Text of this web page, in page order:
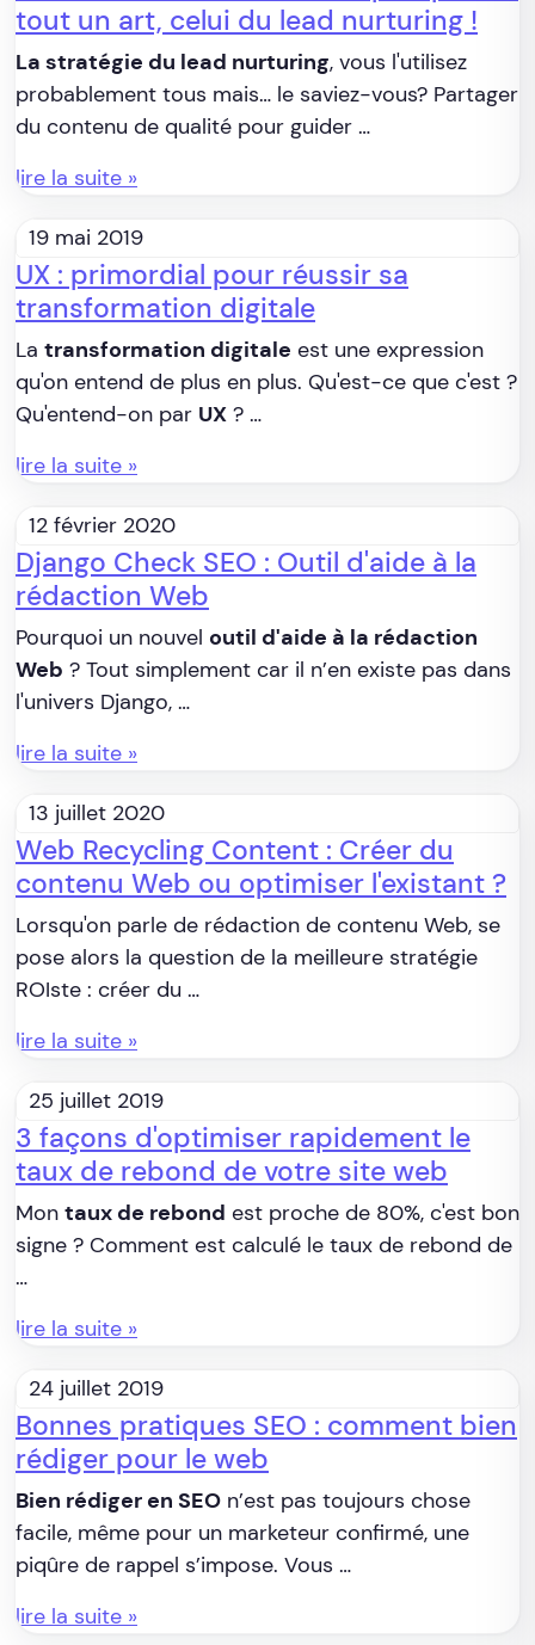
tout un art, celui du lead nurturing !
La stratégie du lead nurturing, vous l'utilisez
probablement tous mais… le saviez-vous? Partager
du contenu de qualité pour guider …
lire la suite »
19 mai 2019
UX : primordial pour réussir sa
transformation digitale
La transformation digitale est une expression
qu'on entend de plus en plus. Qu'est-ce que c'est ?
Qu'entend-on par UX ? …
lire la suite »
12 février 2020
Django Check SEO : Outil d'aide à la
rédaction Web
Pourquoi un nouvel outil d'aide à la rédaction
Web ? Tout simplement car il n’en existe pas dans
l'univers Django, …
lire la suite »
13 juillet 2020
Web Recycling Content : Créer du
contenu Web ou optimiser l'existant ?
Lorsqu'on parle de rédaction de contenu Web, se
pose alors la question de la meilleure stratégie
ROIste : créer du …
lire la suite »
25 juillet 2019
3 façons d'optimiser rapidement le
taux de rebond de votre site web
Mon taux de rebond est proche de 80%, c'est bon
signe ? Comment est calculé le taux de rebond de
…
lire la suite »
24 juillet 2019
Bonnes pratiques SEO : comment bien
rédiger pour le web
Bien rédiger en SEO n’est pas toujours chose
facile, même pour un marketeur confirmé, une
piqûre de rappel s’impose. Vous …
lire la suite »